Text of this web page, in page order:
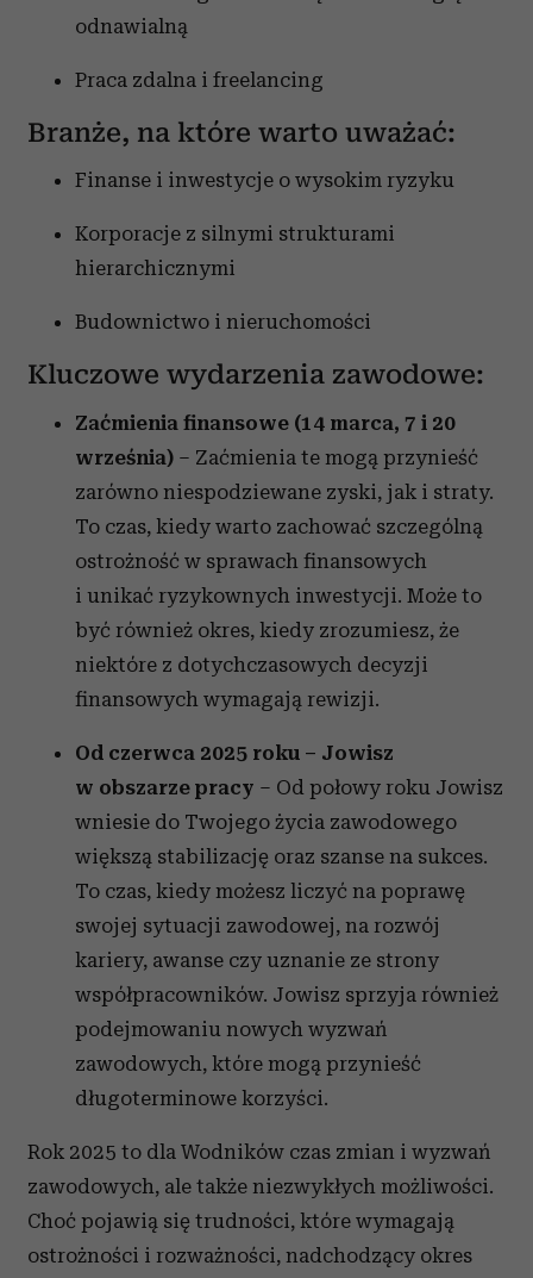
Partnerzy mogą połączyć te informacje z innymi danymi
korzystania z ich usług.
odnawialną
Praca zdalna i freelancing
Branże, na które warto uważać:
Finanse i inwestycje o wysokim ryzyku
Korporacje z silnymi strukturami
hierarchicznymi
Budownictwo i nieruchomości
Kluczowe wydarzenia zawodowe:
Zaćmienia finansowe (14 marca, 7 i 20
września) – Zaćmienia te mogą przynieść
zarówno niespodziewane zyski, jak i straty.
To czas, kiedy warto zachować szczególną
ostrożność w sprawach finansowych
i unikać ryzykownych inwestycji. Może to
być również okres, kiedy zrozumiesz, że
niektóre z dotychczasowych decyzji
finansowych wymagają rewizji.
Od czerwca 2025 roku – Jowisz
w obszarze pracy – Od połowy roku Jowisz
wniesie do Twojego życia zawodowego
większą stabilizację oraz szanse na sukces.
To czas, kiedy możesz liczyć na poprawę
swojej sytuacji zawodowej, na rozwój
kariery, awanse czy uznanie ze strony
współpracowników. Jowisz sprzyja również
podejmowaniu nowych wyzwań
zawodowych, które mogą przynieść
długoterminowe korzyści.
Rok 2025 to dla Wodników czas zmian i wyzwań
zawodowych, ale także niezwykłych możliwości.
Choć pojawią się trudności, które wymagają
ostrożności i rozważności, nadchodzący okres